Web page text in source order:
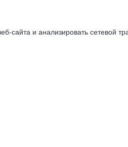
сайта и анализировать сетевой